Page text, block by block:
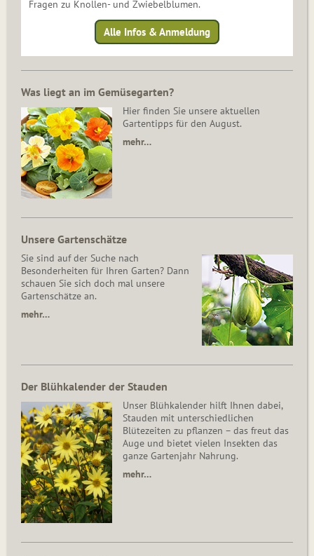
Fragen zu Knollen- und Zwiebelblumen.
Alle Infos & Anmeldung
Was liegt an im Gemüsegarten?
Hier finden Sie unsere aktuellen
Gartentipps für den August.
mehr…
Unsere Gartenschätze
Sie sind auf der Suche nach
Besonderheiten für Ihren Garten? Dann
schauen Sie sich doch mal unsere
Gartenschätze an.
mehr…
Der Blühkalender der Stauden
Unser Blühkalender hilft Ihnen dabei,
Stauden mit unterschiedlichen
Blütezeiten zu pflanzen – das freut das
Auge und bietet vielen Insekten das
ganze Gartenjahr Nahrung.
mehr…